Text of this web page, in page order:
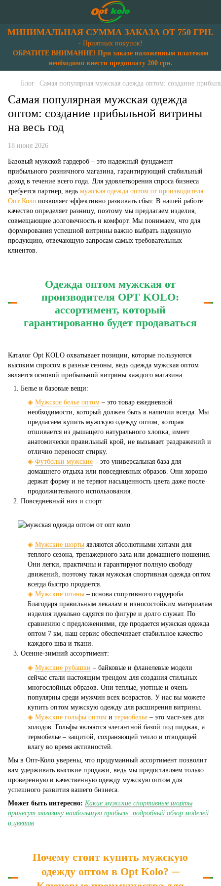
МИНИМАЛЬНАЯ СУММА ЗАКАЗА ОТ 750 ГРН.
- Приятных покупок!
ОБРАТИТЕ ВНИМАНИЕ! При заказе наложенным платежом
необходимо внести предоплату 200 грн.
Блог Самая популярная мужская одежда оптом: создание
Самая популярная мужская одежда
оптом: создание прибыльной витрины
на весь год
18 июня 2026
Базовый мужской гардероб – это надежный фундамент
прибыльного розничного магазина, гарантирующий стабильный
доход в течение всего года. Для удовлетворения спроса бизнеса
требуется партнер, ведь мужская одежда оптом от производителя
Опт Коло позволяет эффективно развивать сбыт. В нашей работе
качество определяет разницу, поэтому мы предлагаем изделия,
совмещающие долговечность и комфорт. Мы понимаем, что для
формирования успешной витрины важно выбрать надежную
продукцию, отвечающую запросам самых требовательных
клиентов.
Одежда оптом мужская от
производителя OPT KOLO:
ассортимент, который
гарантированно будет продаваться
Каталог Opt KOLO охватывает позиции, которые пользуются
высоким спросом в разные сезоны, ведь одежда мужская оптом
является основой прибыльной витрины каждого магазина:
Белье и базовые вещи:
◈ Мужское белье оптом – это товар ежедневной
необходимости, который должен быть в наличии всегда. Мы
предлагаем купить мужскую одежду оптом, которая
отшивается из дышащего натурального хлопка, имеет
анатомически правильный крой, не вызывает раздражений и
отлично переносят стирку.
◈ Футболки мужские – это универсальная база для
домашнего отдыха или повседневных образов. Они хорошо
держат форму и не теряют насыщенность цвета даже после
продолжительного использования.
Повседневный низ и спорт:
◈ Мужские шорты являются абсолютными хитами для
теплого сезона, тренажерного зала или домашнего ношения.
Они легки, практичны и гарантируют полную свободу
движений, поэтому такая мужская спортивная одежда оптом
всегда быстро продается.
◈ Мужские штаны – основа спортивного гардероба.
Благодаря правильным лекалам и износостойким материалам
изделия идеально садятся по фигуре и долго служат. По
сравнению с предложениями, где продается мужская одежда
оптом 7 км, наш сервис обеспечивает стабильное качество
каждого шва и ткани.
Осенне-зимний ассортимент:
◈ Мужские рубашки – байковые и фланелевые модели
сейчас стали настоящим трендом для создания стильных
многослойных образов. Они теплые, уютные и очень
популярны среди мужчин всех возрастов. У нас вы можете
купить оптом мужскую одежду для расширения витрины.
◈ Мужские гольфы оптом и термобелье – это маст-хев для
холодов. Гольфы являются элегантной базой под пиджак, а
термобелье – защитой, сохраняющей тепло и отводящей
влагу во время активностей.
Мы в Опт-Коло уверены, что продуманный ассортимент позволит
вам удерживать высокие продажи, ведь мы предоставляем только
проверенную и качественную одежду мужскую оптом для
успешного развития вашего бизнеса.
Может быть интересно: Какие мужские спортивные шорты
принесут магазину наибольшую прибыль: подробный обзор моделей
и цветов
Почему стоит купить мужскую
одежду оптом в Opt Kolo? ─